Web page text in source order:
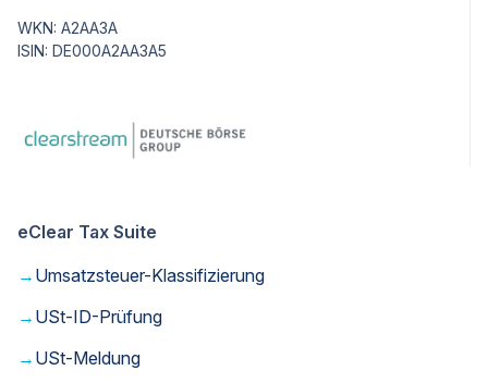
WKN: A2AA3A
ISIN: DE000A2AA3A5
eClear Tax Suite
→ Umsatzsteuer-Klassifizierung
→ USt-ID-Prüfung
→ USt-Meldung